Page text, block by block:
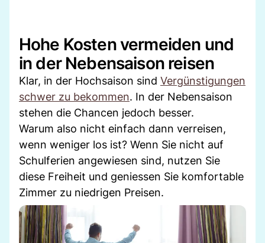
Hohe Kosten vermeiden und
in der Nebensaison reisen
Klar, in der Hochsaison sind Vergünstigungen
schwer zu bekommen. In der Nebensaison
stehen die Chancen jedoch besser.
Warum also nicht einfach dann verreisen,
wenn weniger los ist? Wenn Sie nicht auf
Schulferien angewiesen sind, nutzen Sie
diese Freiheit und geniessen Sie komfortable
Zimmer zu niedrigen Preisen.